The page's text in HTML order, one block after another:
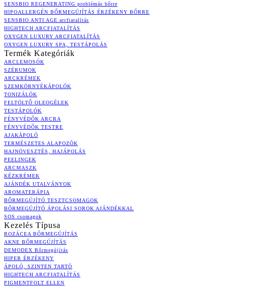
SENSBIO REGENERATING problémás bőrre
HIPOALLERGÉN BŐRMEGÚJÍTÁS ÉRZÉKENY BŐRRE
SENSBIO ANTI AGE arcfiatalítás
HIGHTECH ARCFIATALÍTÁS
OXYGEN LUXURY ARCFIATALÍTÁS
OXYGEN LUXURY SPA, TESTÁPOLÁS
Termék Kategóriák
ARCLEMOSÓK
SZÉRUMOK
ARCKRÉMEK
SZEMKÖRNYÉKÁPOLÓK
TONIZÁLÓK
FELTÖLTŐ OLEOGÉLEK
TESTÁPOLÓK
FÉNYVÉDŐK ARCRA
FÉNYVÉDŐK TESTRE
AJAKÁPOLÓ
TERMÉSZETES ALAPOZÓK
HAJNÖVESZTÉS, HAJÁPOLÁS
PEELINGEK
ARCMASZK
KÉZKRÉMEK
AJÁNDÉK UTALVÁNYOK
AROMATERÁPIA
BŐRMEGÚJÍTÓ TESZTCSOMAGOK
BŐRMEGÚJÍTÓ ÁPOLÁSI SOROK AJÁNDÉKKAL
SOS csomagok
Kezelés Típusa
ROZÁCEA BŐRMEGÚJÍTÁS
AKNE BŐRMEGÚJÍTÁS
DEMODEX Bőrmegújítás
HIPER ÉRZÉKENY
ÁPOLÓ, SZINTEN TARTÓ
HIGHTECH ARCFIATALÍTÁS
PIGMENTFOLT ELLEN